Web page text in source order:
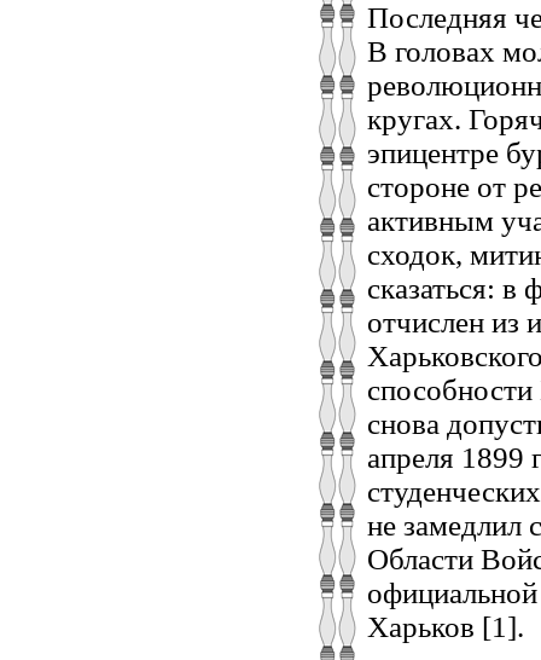
Последняя
В головах
кругах.
эпицентре
стороне от
активным
сходок,
сказаться: в
отчислен из
способности
снова
апреля 1899
не замедлил
Области
Харьков [1].